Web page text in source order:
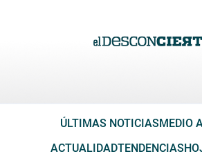
ÚLTIMAS NOTICIASMEDIO
ACTUALIDADTENDENCIAS